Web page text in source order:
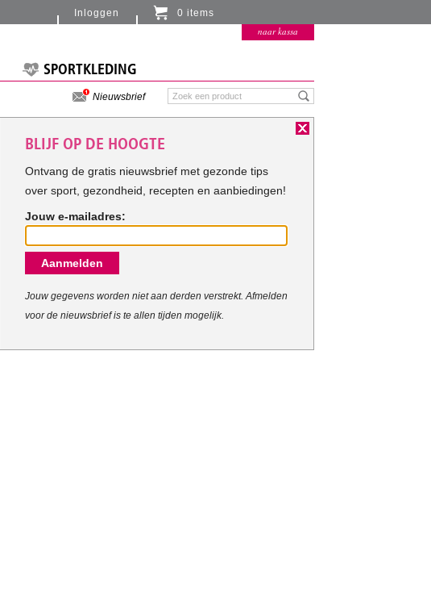
aan uw criteria.
SPORTKLEDING
Nieuwsbrief
Inloggen 0 items
Er zitten momenteel geen artikelen in de
naar kassa
BLIJF OP DE HOOGTE
Ontvang de gratis nieuwsbrief met gezonde tips
over sport, gezondheid, recepten en aanbiedingen!
Jouw e-mailadres:
Aanmelden
Jouw gegevens worden niet aan derden verstrekt. Afmelden
voor de nieuwsbrief is te allen tijden mogelijk.